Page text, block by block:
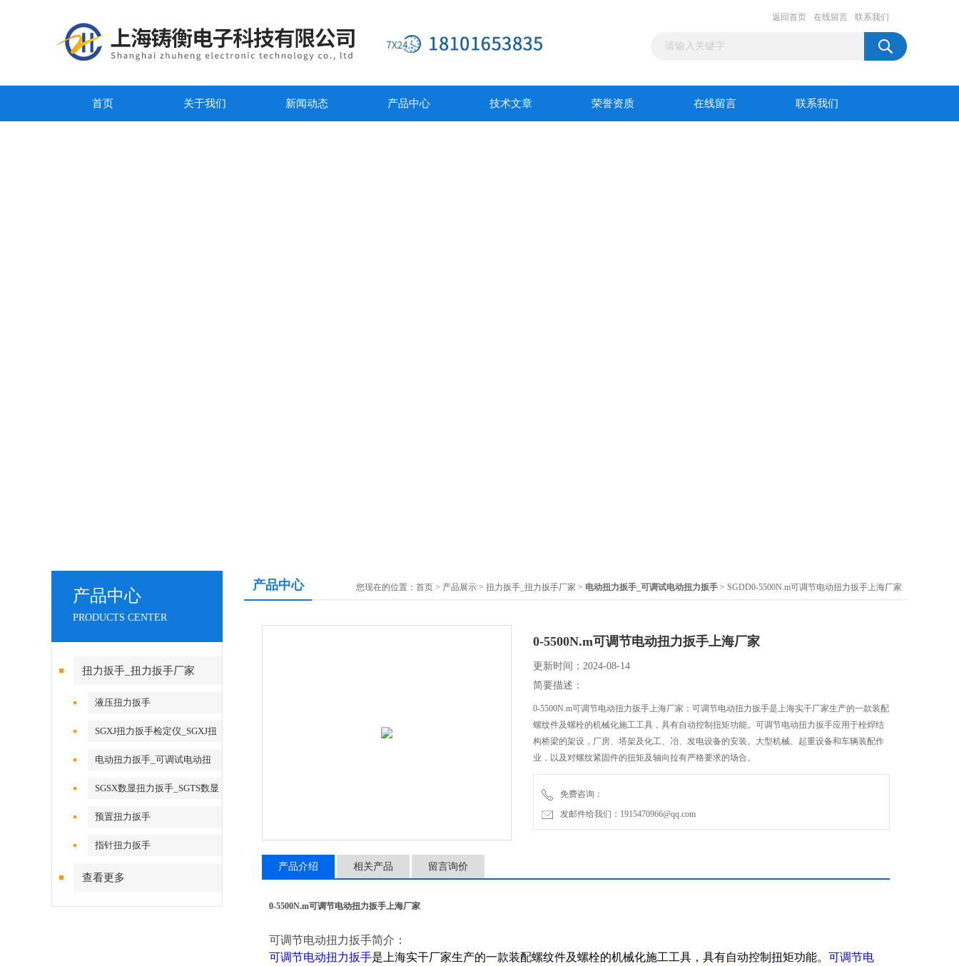
返回首页 在线留言 联系我们
首页 关于我们 新闻动态 产品中心 技术文章 荣誉资质 在线留言 联系我们
产品中心
PRODUCTS CENTER
扭力扳手_扭力扳手厂家
液压扭力扳手
SGXJ扭力扳手检定仪_SGXJ扭
矩扳手检定仪
电动扭力扳手_可调试电动扭
SGSX数显扭力扳手_SGTS数显
扭力扳手
预置扭力扳手
指针扭力扳手
查看更多
产品中心 您现在的位置： 首页 > 产品展示 > 扭力扳手_扭力扳手厂家 > 电动扭力扳手_可调试电动扭力扳手 > SGDD0-5500N.m可调节电动扭力扳手上海厂家
0-5500N.m可调节电动扭力扳手上海厂家
更新时间：2024-08-14
简要描述：
0-5500N.m可调节电动扭力扳手上海厂家：可调节电动扭力扳手是上海实干厂家生产的一款装配
螺纹件及螺栓的机械化施工工具，具有自动控制扭矩功能。可调节电动扭力扳手应用于栓焊结
构桥梁的架设，厂房、塔架及化工、冶、发电设备的安装。大型机械、起重设备和车辆装配作
业，以及对螺纹紧固件的扭矩及轴向拉有严格要求的场合。
免费咨询：
发邮件给我们：1915470966@qq.com
产品介绍 相关产品 留言询价
0-5500N.m可调节电动扭力扳手上海厂家
可调节电动扭力扳手简介：
可调节电动扭力扳手是上海实干厂家生产的一款装配螺纹件及螺栓的机械化施工工具，具有自动控制扭矩功能。 可调节电